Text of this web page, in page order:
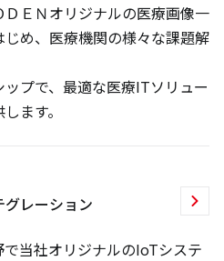
ＥＮオリジナルの医療画像一
め、医療機関の様々な課題解
プで、最適な医療ITソリュー
ます。
レーション
当社オリジナルのIoTシステ